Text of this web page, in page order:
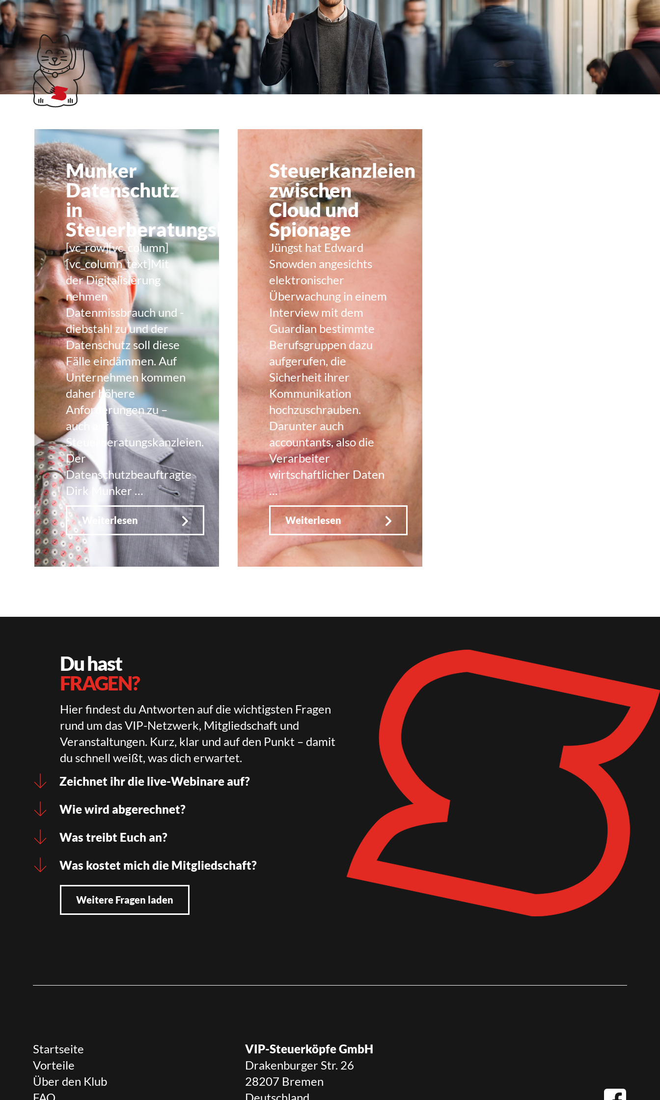
Datenschutzbeauftragter
Munker
Datenschutz
in
Steuerberatungskanzleien
[vc_row][vc_column]
[vc_column_text]Mit
der Digitalisierung
nehmen
Datenmissbrauch und -
diebstahl zu und der
Datenschutz soll diese
Fälle eindämmen. Auf
Unternehmen kommen
daher höhere
Anforderungen zu –
auch auf
Steuerberatungskanzleien.
Der
Datenschutzbeauftragte
Dirk Munker …
Weiterlesen
Steuerkanzleien
zwischen
Cloud und
Spionage
Jüngst hat Edward
Snowden angesichts
elektronischer
Überwachung in einem
Interview mit dem
Guardian bestimmte
Berufsgruppen dazu
aufgerufen, die
Sicherheit ihrer
Kommunikation
hochzuschrauben.
Darunter auch
accountants, also die
Verarbeiter
wirtschaftlicher Daten
…
Weiterlesen
Du hast
FRAGEN?
Hier findest du Antworten auf die wichtigsten Fragen
rund um das VIP-Netzwerk, Mitgliedschaft und
Veranstaltungen. Kurz, klar und auf den Punkt – damit
du schnell weißt, was dich erwartet.
Zeichnet ihr die live-Webinare auf?
Wie wird abgerechnet?
Was treibt Euch an?
Was kostet mich die Mitgliedschaft?
Weitere Fragen laden
Startseite
Vorteile
Über den Klub
VIP-Steuerköpfe GmbH
Drakenburger Str. 26
28207 Bremen